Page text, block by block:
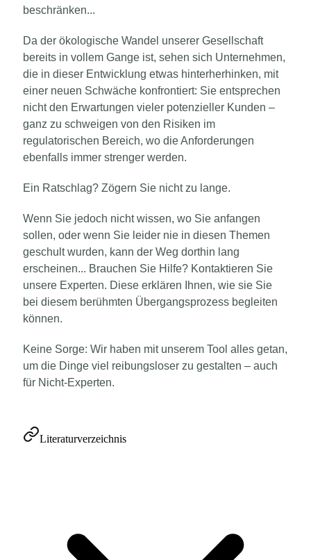
beschränken...
Da der ökologische Wandel unserer Gesellschaft
bereits in vollem Gange ist, sehen sich Unternehmen,
die in dieser Entwicklung etwas hinterherhinken, mit
einer neuen Schwäche konfrontiert: Sie entsprechen
nicht den Erwartungen vieler potenzieller Kunden –
ganz zu schweigen von den Risiken im
regulatorischen Bereich, wo die Anforderungen
ebenfalls immer strenger werden.
Ein Ratschlag? Zögern Sie nicht zu lange.
Wenn Sie jedoch nicht wissen, wo Sie anfangen
sollen, oder wenn Sie leider nie in diesen Themen
geschult wurden, kann der Weg dorthin lang
erscheinen... Brauchen Sie Hilfe? Kontaktieren Sie
unsere Experten. Diese erklären Ihnen, wie sie Sie
bei diesem berühmten Übergangsprozess begleiten
können.
Keine Sorge: Wir haben mit unserem Tool alles getan,
um die Dinge viel reibungsloser zu gestalten – auch
für Nicht-Experten.
Literaturverzeichnis